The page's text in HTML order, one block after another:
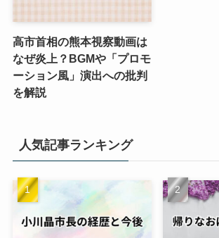
高市首相の熊本視察動画は
なぜ炎上？BGMや「プロモ
ーション風」演出への批判
を解説
人気記事ランキング